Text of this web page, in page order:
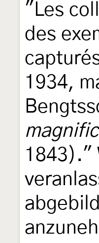
"Les
des
1934,
1843)."